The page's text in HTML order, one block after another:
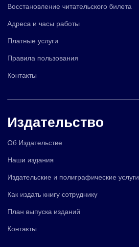
Восстановление читательского билета
Адреса и часы работы
Платные услуги
Правила пользования
Контакты
Издательство
Об Издательстве
Наши издания
Издательские и полиграфические услуги
Как издать книгу сотруднику
План выпуска изданий
Контакты